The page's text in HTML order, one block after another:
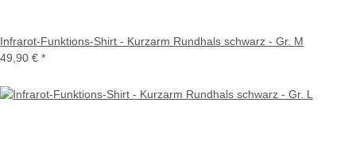
Infrarot-Funktions-Shirt - Kurzarm Rundhals schwarz - Gr. M
49,90 € *